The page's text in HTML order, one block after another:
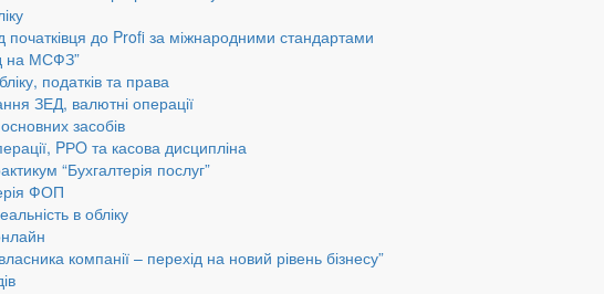
початківця до Profi за міжнародними стандартами
на МСФЗ”
податків та права
ЗЕД, валютні операції
засобів
PРO та касова дисципліна
“Бухгалтерія послуг”
ФОП
в обліку
компанії – перехід на новий рівень бізнесу”